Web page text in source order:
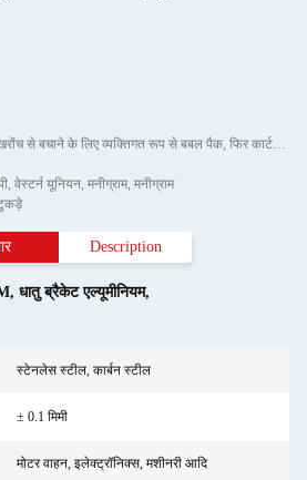
पैकेजिंग विवरण: परिवहन में क्षति और खरोंच से बचाने के लिए व्यक्तिगत रूप से बबल पैक, फिर कार्टन में
वेस्टर्न यूनियन, मनीग्राम, मनीग्राम
टुकड़े
Description
, धातु ब्रैकेट एल्यूमीनियम,
स्टेनलेस स्टील, कार्बन स्टील
± 0.1 मिमी
मोटर वाहन, इलेक्ट्रॉनिक्स, मशीनरी आदि